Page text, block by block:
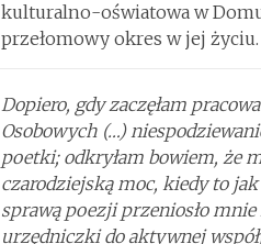
kulturalno-oświatowa w
przełomowy okres w jej życiu.
Dopiero, gdy zaczęłam
Osobowych (…)
poetki; odkryłam bowiem, że
czarodziejską moc, kiedy to
sprawą poezji przeniosło
urzędniczki do aktywnej